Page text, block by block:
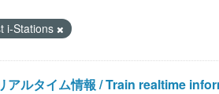
i-Stations
アルタイム情報 / Train realtime